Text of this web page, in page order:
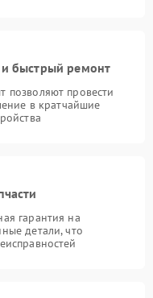
и быстрый ремонт
провести
в кратчайшие
гарантия на
детали, что